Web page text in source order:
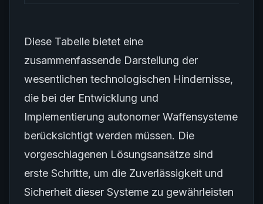
Diese Tabelle bietet eine
zusammenfassende Darstellung der
wesentlichen technologischen Hindernisse,
die bei der Entwicklung und
Implementierung autonomer Waffensysteme
berücksichtigt werden müssen. Die
vorgeschlagenen Lösungsansätze sind
erste Schritte, um die Zuverlässigkeit und
Sicherheit dieser Systeme zu gewährleisten